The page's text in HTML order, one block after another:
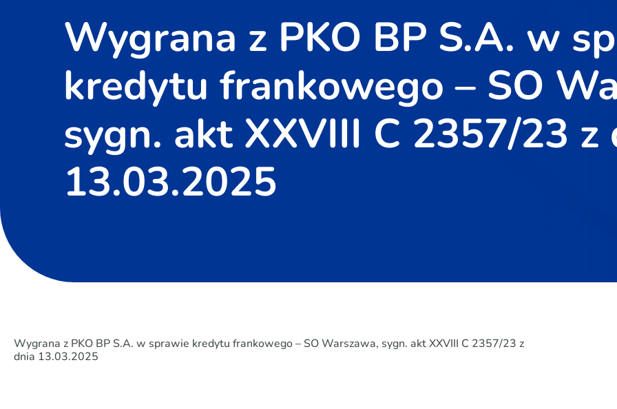
Wygrana z PKO BP S.A. w
kredytu frankowego – SO
sygn. akt XXVIII C 2357/23 z
13.03.2025
Wygrana z PKO BP S.A. w sprawie kredytu frankowego – SO Warszawa, sygn. akt XXVIII C 2357/23 z
dnia 13.03.2025